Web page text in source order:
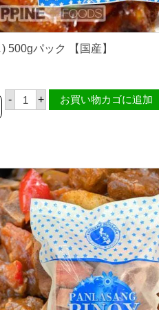
500gパック 【国産】
- 鶏
の
)
5
0
0
g
パ
ッ
ク
【
国
産
】
個
+ お買い物カゴに追加